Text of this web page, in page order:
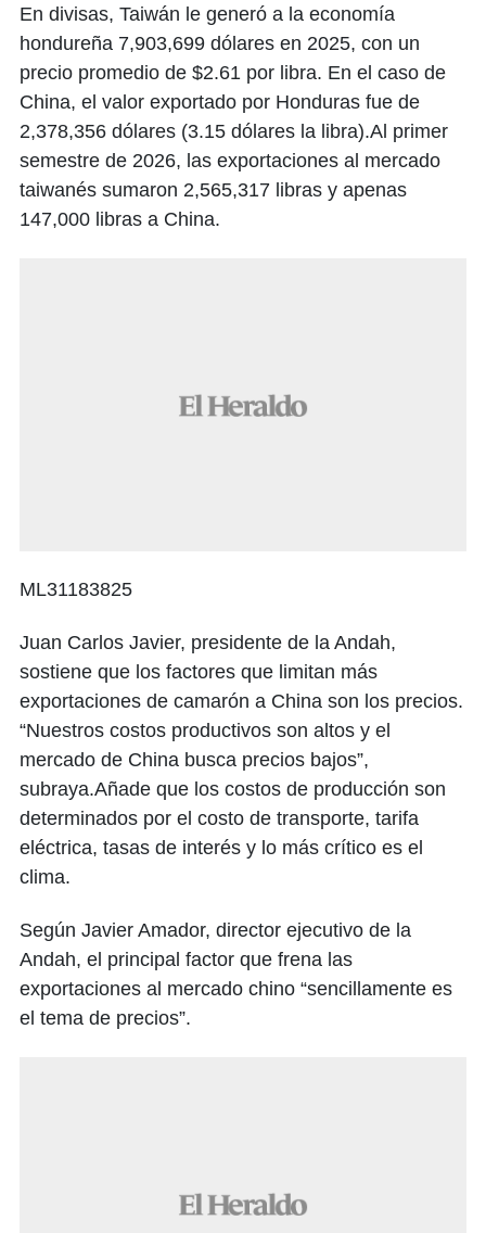
En divisas, Taiwán le generó a la economía
hondureña 7,903,699 dólares en 2025, con un
precio promedio de $2.61 por libra. En el caso de
China, el valor exportado por Honduras fue de
2,378,356 dólares (3.15 dólares la libra).Al primer
semestre de 2026, las exportaciones al mercado
taiwanés sumaron 2,565,317 libras y apenas
147,000 libras a China.
ML31183825
Juan Carlos Javier, presidente de la Andah,
sostiene que los factores que limitan más
exportaciones de camarón a China son los precios.
“Nuestros costos productivos son altos y el
mercado de China busca precios bajos”,
subraya.Añade que los costos de producción son
determinados por el costo de transporte, tarifa
eléctrica, tasas de interés y lo más crítico es el
clima.
Según Javier Amador, director ejecutivo de la
Andah, el principal factor que frena las
exportaciones al mercado chino “sencillamente es
el tema de precios”.